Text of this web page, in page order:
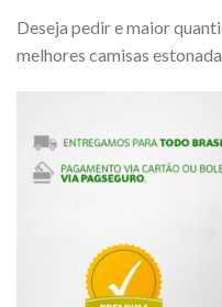
Deseja pedir e maior
melhores camisas